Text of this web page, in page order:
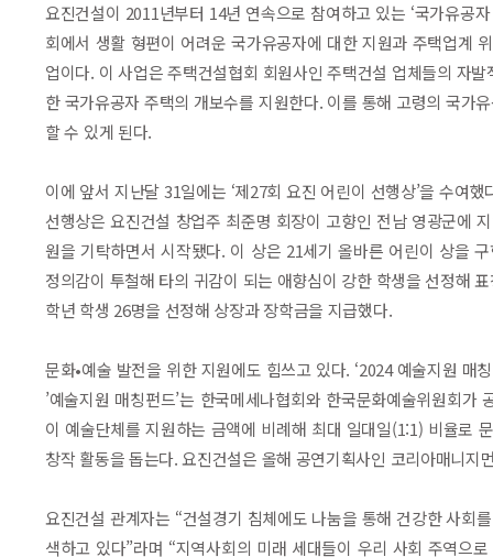
요진건설이 2011년부터 14년 연속으로 참여하고 있는 ‘국가유공
회에서 생활 형편이 어려운 국가유공자에 대한 지원과 주택업계
업이다. 이 사업은 주택건설협회 회원사인 주택건설 업체들의 자
한 국가유공자 주택의 개보수를 지원한다. 이를 통해 고령의 국가
할 수 있게 된다.
이에 앞서 지난달 31일에는 ‘제27회 요진 어린이 선행상’을 수여
선행상은 요진건설 창업주 최준명 회장이 고향인 전남 영광군에
원을 기탁하면서 시작됐다. 이 상은 21세기 올바른 어린이 상을
정의감이 투철해 타의 귀감이 되는 애향심이 강한 학생을 선정해
학년 학생 26명을 선정해 상장과 장학금을 지급했다.
문화•예술 발전을 위한 지원에도 힘쓰고 있다. ‘2024 예술지원 매
’예술지원 매칭펀드’는 한국메세나협회와 한국문화예술위원회
이 예술단체를 지원하는 금액에 비례해 최대 일대일(1:1) 비율로
창작 활동을 돕는다. 요진건설은 올해 공연기획사인 코리아매니지
요진건설 관계자는 “건설경기 침체에도 나눔을 통해 건강한 사회
색하고 있다”라며 “지역사회의 미래 세대들이 우리 사회 주역으